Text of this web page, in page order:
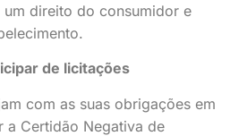
direito do consumidor e
de licitações
com as suas obrigações em
a Certidão Negativa de